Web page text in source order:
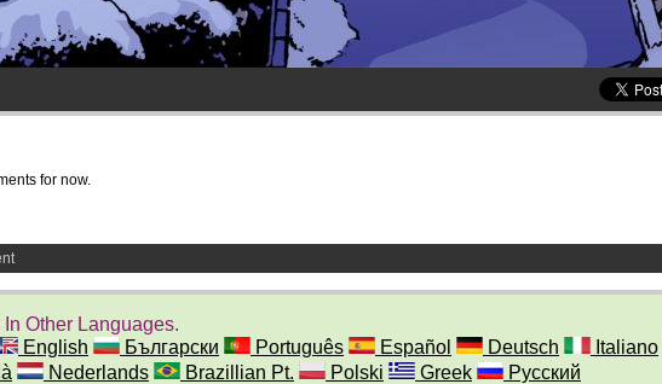
for now.
Other Languages.
English Български Português Español Deutsch Italiano
Nederlands Brazillian Pt. Polski Greek Русский